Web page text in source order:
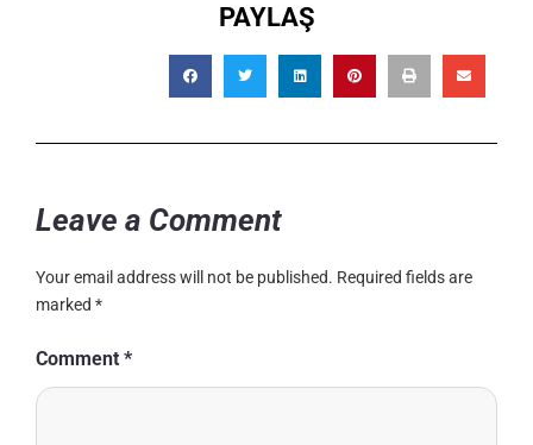
PAYLAŞ
Leave a Comment
Your email address will not be published. Required fields are
marked *
Comment *